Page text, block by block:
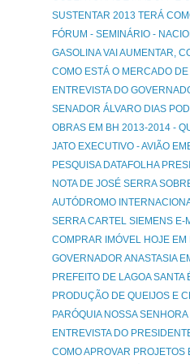
SUSTENTAR 2013 TERÁ
FÓRUM - SEMINÁRIO -
GASOLINA VAI AUMENTAR,
COMO ESTÁ O MERCADO
ENTREVISTA DO
SENADOR ÁLVARO DIAS
OBRAS EM BH 2013-2014 -
JATO EXECUTIVO - AVIÃO
PESQUISA DATAFOLHA
NOTA DE JOSÉ SERRA
AUTÓDROMO
SERRA CARTEL SIEMENS E-
COMPRAR IMÓVEL HOJE
GOVERNADOR ANASTASIA
PREFEITO DE LAGOA
PRODUÇÃO DE QUEIJOS E
PARÓQUIA NOSSA
ENTREVISTA DO
COMO APROVAR PROJETOS